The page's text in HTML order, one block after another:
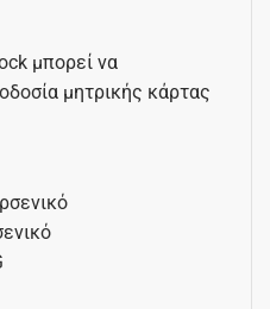
μπορεί να
μητρικής κάρτας